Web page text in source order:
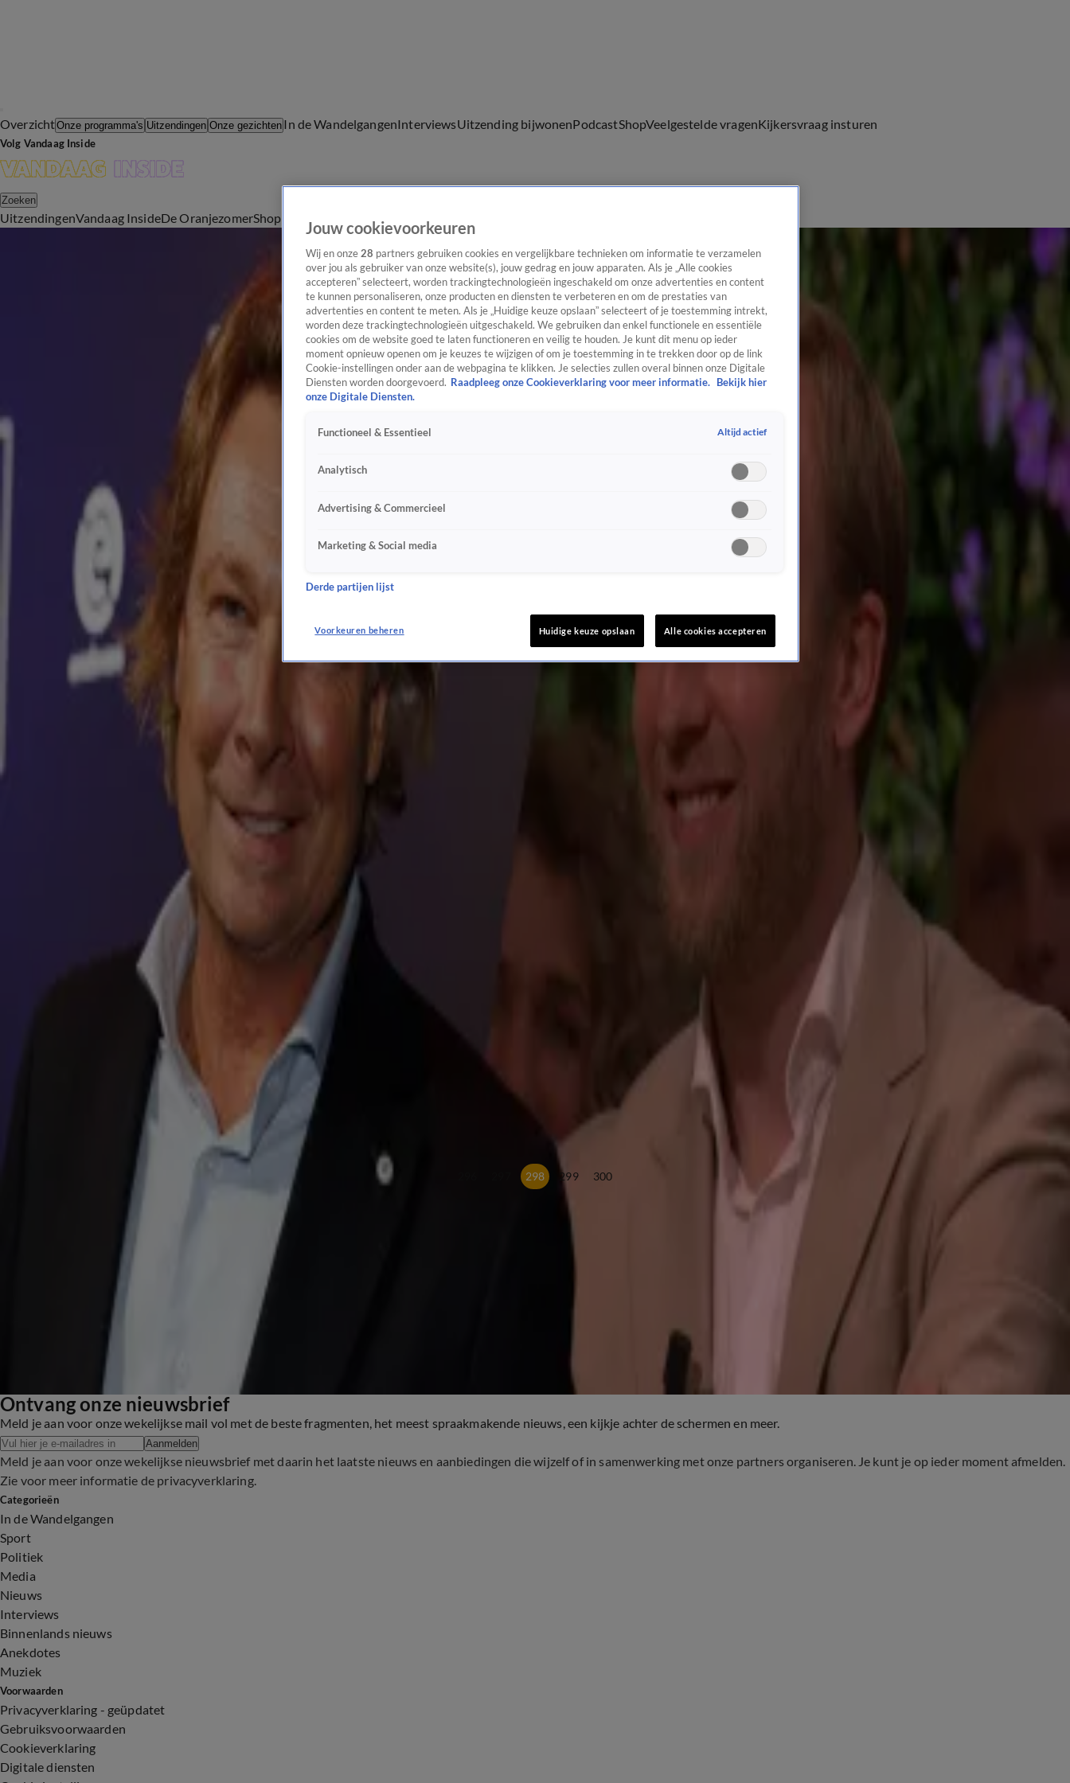
OverzichtOnze programma's Uitzendingen Onze gezichten In de WandelgangenInterviewsUitzending bijwonenPodcastShopVeelgestelde vragenKijkersvraag insturen
Volg Vandaag Inside
Zoeken
UitzendingenVandaag InsideDe OranjezomerShop Uitzending bijwonen
Gouden Televizier Oeuvre-Ring wordt uitgereikt tijdens Gouden Televizier-Ring Gala 2024
Bijzondere kennismaking: Lang Leve de Liefde-deelnemers ontmoeten elkaar in opblaasbare dinopakken
Woordvoerder André Hazes reageert op naameis van moeder Rachel: 'Gaan niet akkoord'
16 okt 2024, 11:42
Hoe ziet een werkdag van Chris Woerts eruit?
Vandaag Inside nieuws
Andy van der Meijde viert 1000e YouTube-video in AFAS Live
15 okt 2024, 15:49
Valentijn Driessen dinsdag te gast bij Vandaag Inside
15 okt 2024, 08:19
Stem op Vandaag Inside voor Website van het Jaar 2024 en maak kans op een fatbike!
Chris Woerts vertelt hoe hij terecht is gekomen aan de bar van Vandaag Inside
'Ongehoord Nederland mocht PVV, BBB, NSC en VVD niet bekritiseren van Arnold Karskens'
Tina Nijkamp deelt kijkcijfers van uitzending De Oranjezondag met Hans Kraay jr: 'Een topscore!'
De Oranjezondag nieuws
Rachel Hazes herdenkt André op huwelijksdag: 'Wij zullen altijd elkaars 'ALLESSIE' blijven'
Joost Klein hint weer op songfestivaldeelname in 2025
Hans Kraay jr. en Raymond Mens vanavond te gast bij De Oranjezondag
De Oranjezondag nieuws
298 299 300
Ontvang onze nieuwsbrief
Meld je aan voor onze wekelijkse mail vol met de beste fragmenten, het meest spraakmakende nieuws, een kijkje achter de schermen en meer.
Aanmelden
Meld je aan voor onze wekelijkse nieuwsbrief met daarin het laatste nieuws en aanbiedingen die wijzelf of in samenwerking met onze partners organiseren. Je kunt je op ieder moment afmelden.
Zie voor meer informatie de privacyverklaring.
Categorieën
In de Wandelgangen
Sport
Politiek
Media
Nieuws
Interviews
Binnenlands nieuws
Anekdotes
Muziek
Voorwaarden
Privacyverklaring - geüpdatet
Gebruiksvoorwaarden
Cookieverklaring
Digitale diensten
Jouw cookievoorkeuren
Wij en onze 28 partners gebruiken cookies en vergelijkbare technieken om informatie te verzamelen
over jou als gebruiker van onze website(s), jouw gedrag en jouw apparaten. Als je „Alle cookies
accepteren” selecteert, worden trackingtechnologieën ingeschakeld om onze advertenties en content
te kunnen personaliseren, onze producten en diensten te verbeteren en om de prestaties van
advertenties en content te meten. Als je „Huidige keuze opslaan” selecteert of je toestemming intrekt,
worden deze trackingtechnologieën uitgeschakeld. We gebruiken dan enkel functionele en essentiële
cookies om de website goed te laten functioneren en veilig te houden. Je kunt dit menu op ieder
moment opnieuw openen om je keuzes te wijzigen of om je toestemming in te trekken door op de link
Cookie-instellingen onder aan de webpagina te klikken. Je selecties zullen overal binnen onze Digitale
Diensten worden doorgevoerd. Raadpleeg onze Cookieverklaring voor meer informatie. Bekijk hier
onze Digitale Diensten.
Functioneel & Essentieel Altijd actief
Analytisch
Advertising & Commercieel
Marketing & Social media
Derde partijen lijst
Voorkeuren beheren Huidige keuze opslaan Alle cookies accepteren